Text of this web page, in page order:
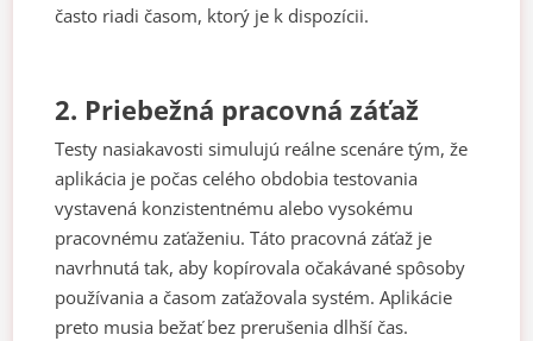
často riadi časom, ktorý je k dispozícii.
2. Priebežná pracovná záťaž
Testy nasiakavosti simulujú reálne scenáre tým, že
aplikácia je počas celého obdobia testovania
vystavená konzistentnému alebo vysokému
pracovnému zaťaženiu. Táto pracovná záťaž je
navrhnutá tak, aby kopírovala očakávané spôsoby
používania a časom zaťažovala systém. Aplikácie
preto musia bežať bez prerušenia dlhší čas.